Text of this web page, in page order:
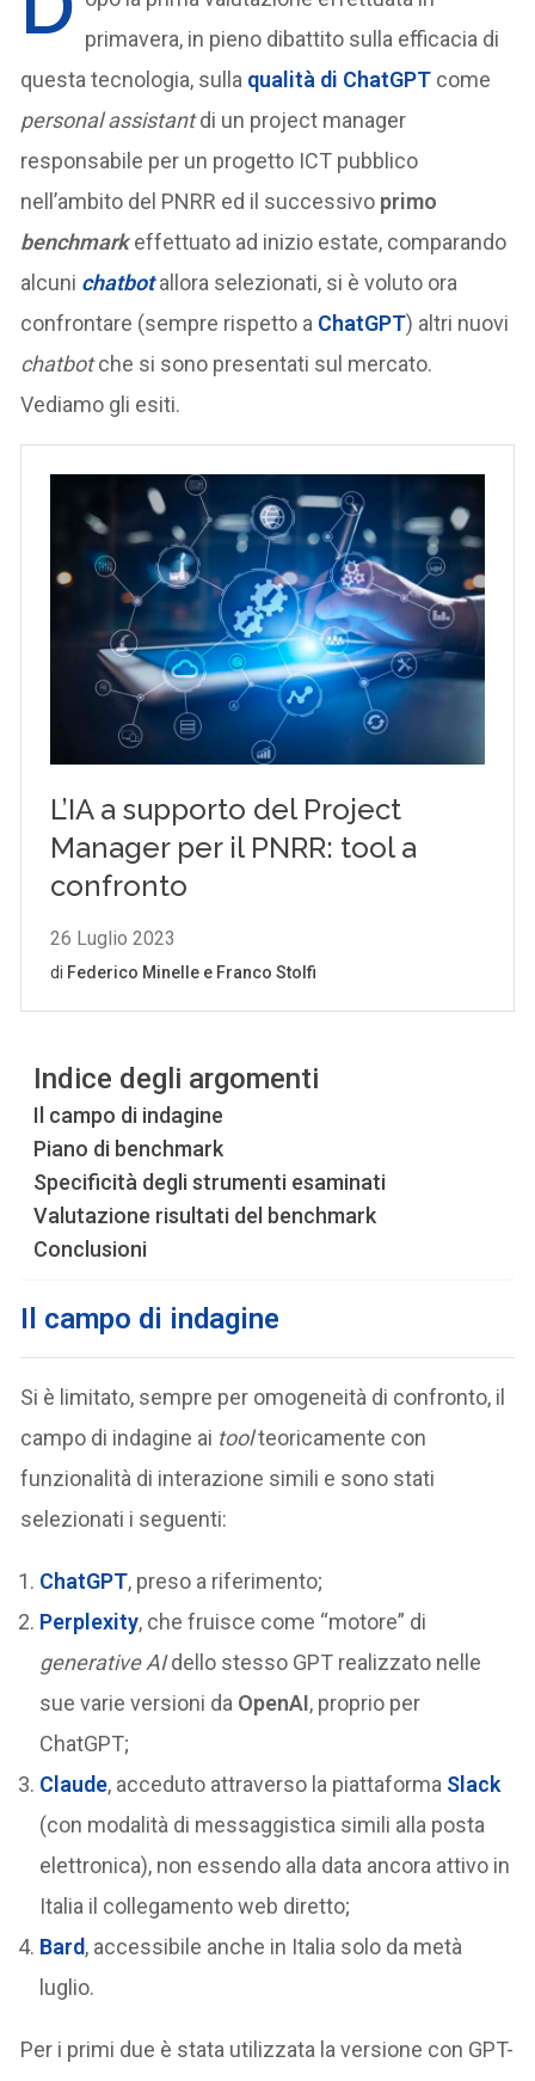
primavera, in pieno dibattito sulla efficacia di
questa tecnologia, sulla qualità di ChatGPT come
personal assistantdi un project manager
responsabile per un progetto ICT pubblico
nell’ambito del PNRR ed il successivo primo
benchmarkeffettuato ad inizio estate, comparando
alcuni chatbotallora selezionati, si è voluto ora
confrontare (sempre rispetto a ChatGPT) altri nuovi
chatbotche si sono presentati sul mercato.
Vediamo gli esiti.
Indice degli argomenti
Il campo di indagine
Piano di benchmark
Specificità degli strumenti esaminati
Valutazione risultati del benchmark
Conclusioni
Il campo di indagine
Si è limitato, sempre per omogeneità di confronto, il
campo di indagine ai toolteoricamente con
funzionalità di interazione simili e sono stati
selezionati i seguenti:
ChatGPT, preso a riferimento;
Perplexity, che fruisce come “motore” di
generative AIdello stesso GPT realizzato nelle
sue varie versioni da OpenAI, proprio per
ChatGPT;
Claude, acceduto attraverso la piattaforma Slack
(con modalità di messaggistica simili alla posta
elettronica), non essendo alla data ancora attivo in
Italia il collegamento web diretto;
Bard, accessibile anche in Italia solo da metà
luglio.
Per i primi due è stata utilizzata la versione con GPT-